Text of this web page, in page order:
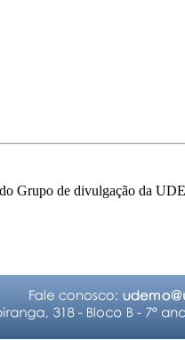
Grupo de divulgação da